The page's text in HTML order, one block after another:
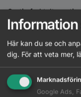
Gratis
30 dagars faktura
Leasa inredning
Leverans direkt till
Här kan du se och
dig. För att veta mer,
Google Ads,